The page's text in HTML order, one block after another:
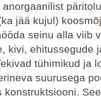
jää kujul)
seinu alla viib
kivi, ehitussegude
tühimikud ja
suurusega
konstruktsiooni.